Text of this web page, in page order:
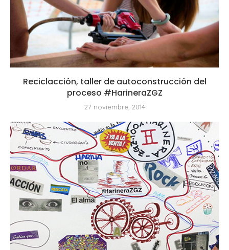
Reciclacción, taller de autoconstrucción del
proceso #HarineraZGZ
27 noviembre, 2014